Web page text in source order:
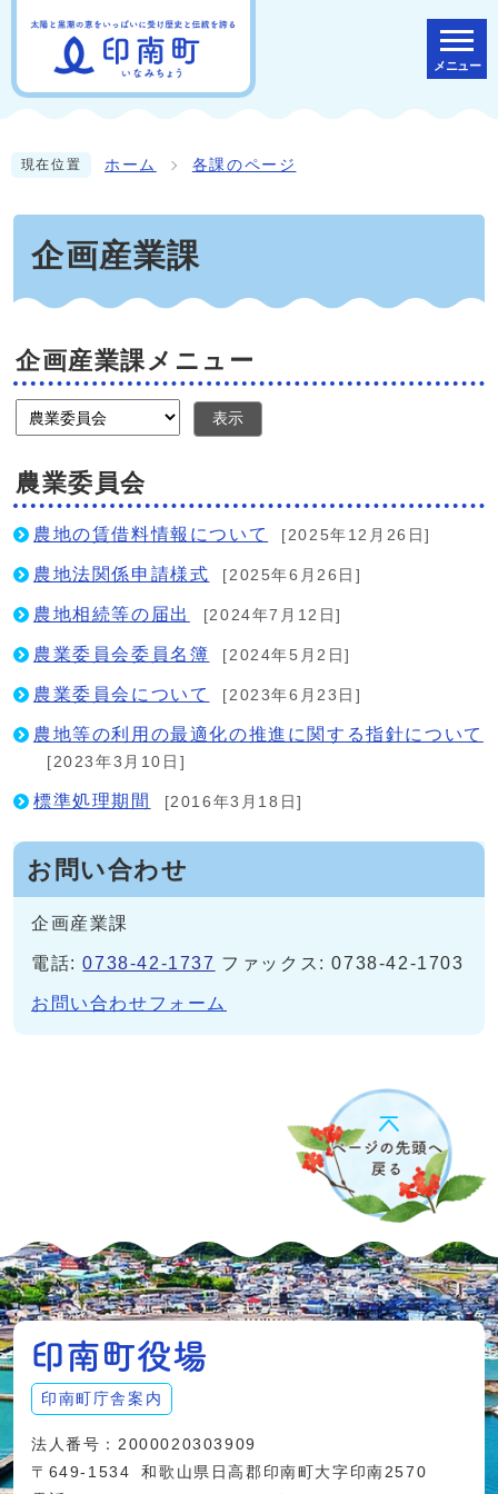
メニュー
現在位置 ホーム 各課のページ
企画産業課
企画産業課メニュー
表示
農業委員会
農地の賃借料情報について [2025年12月26日]
農地法関係申請様式 [2025年6月26日]
農地相続等の届出 [2024年7月12日]
農業委員会委員名簿 [2024年5月2日]
農業委員会について [2023年6月23日]
農地等の利用の最適化の推進に関する指針について
[2023年3月10日]
標準処理期間 [2016年3月18日]
お問い合わせ
企画産業課
電話:0738-42-1737 ファックス: 0738-42-1703
お問い合わせフォーム
印南町庁舎案内
法人番号：2000020303909
〒649-1534
和歌山県日高郡印南町大字印南2570